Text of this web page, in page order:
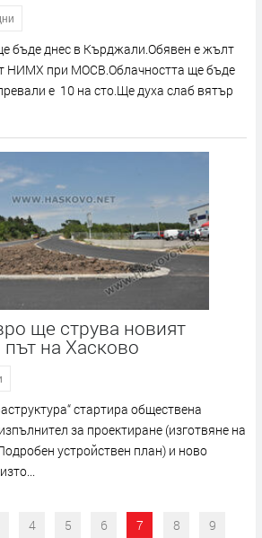
бъде днес в Кърджали.Обявен е жълт
НИМХ при МОСВ.Облачността ще бъде
е 10 на сто.Ще духа слаб вятър
ще струва новият
на Хасково
стартира обществена
за проектиране (изготвяне на
устройствен план) и ново
4 5 6 7 8 9